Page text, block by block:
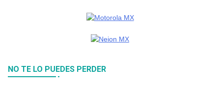
NO TE LO PUEDES PERDER